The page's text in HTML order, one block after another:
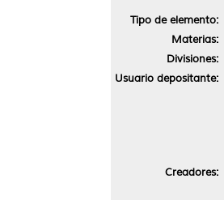
Tipo de elemento:
Materias:
Divisiones:
Usuario depositante:
Creadores: